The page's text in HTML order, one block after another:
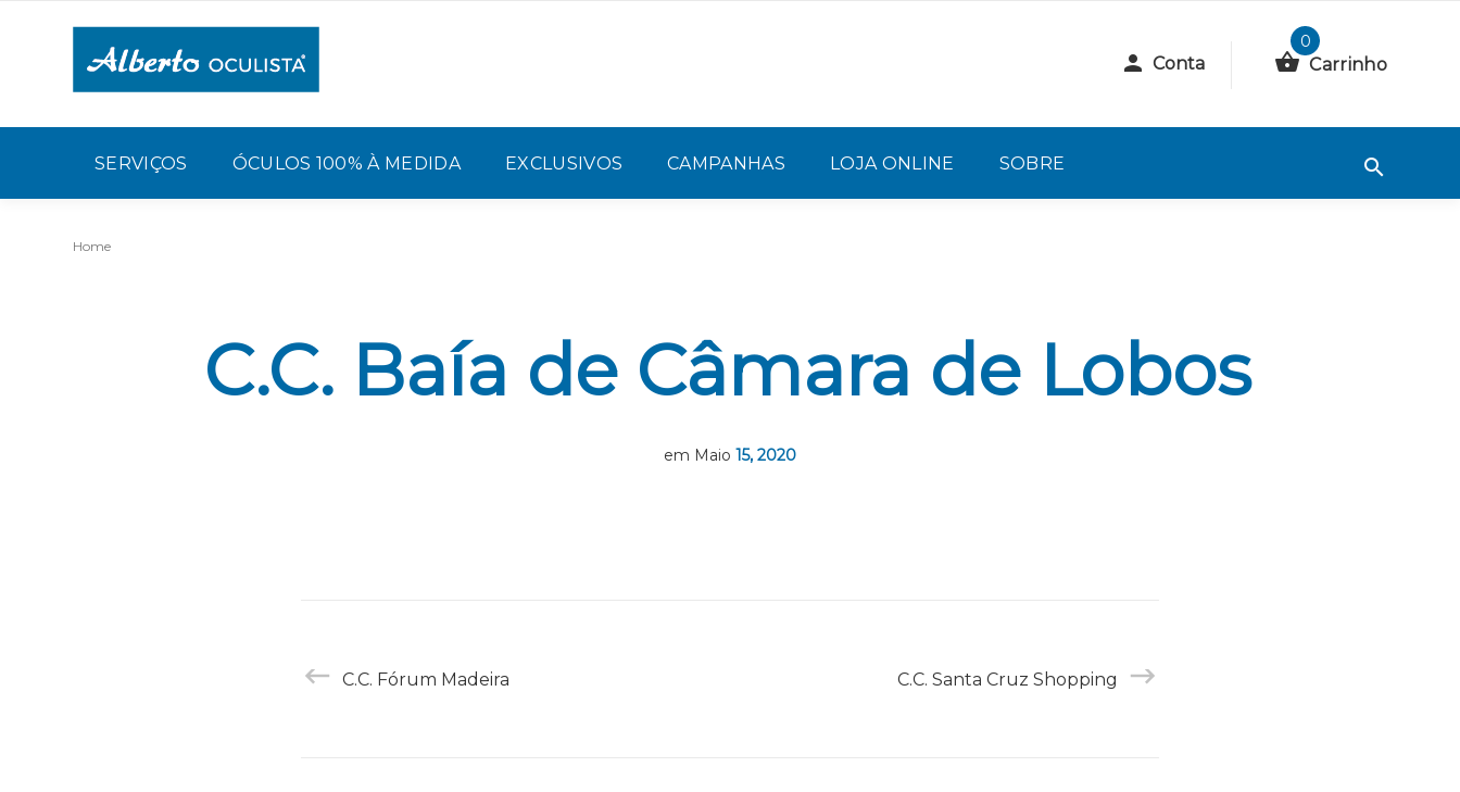
Conta
0
Carrinho
SERVIÇOS ÓCULOS 100% À MEDIDA EXCLUSIVOS CAMPANHAS LOJA ONLINE SOBRE
Home
C.C. Baía de Câmara de Lobos
em Maio 15, 2020
C.C. Fórum Madeira C.C. Santa Cruz Shopping